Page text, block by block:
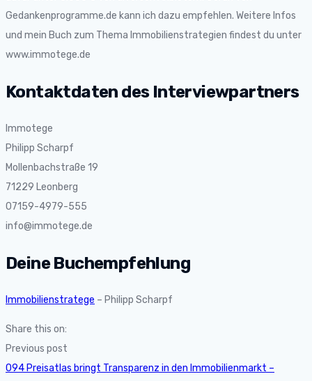
Gedankenprogramme.de kann ich dazu empfehlen. Weitere Infos
und mein Buch zum Thema Immobilienstrategien findest du unter
www.immotege.de
Kontaktdaten des Interviewpartners
Immotege
Philipp Scharpf
Mollenbachstraße 19
71229 Leonberg
07159-4979-555
info@immotege.de
Deine Buchempfehlung
Immobilienstratege – Philipp Scharpf
Share this on:
Previous post
094 Preisatlas bringt Transparenz in den Immobilienmarkt –